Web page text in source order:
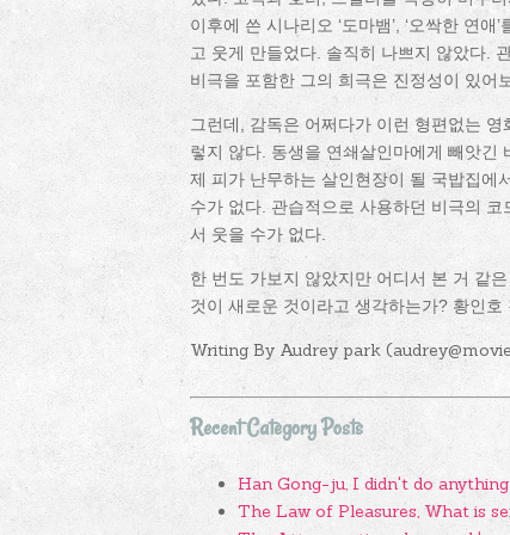
이후에 쓴 시나리오 ‘도마뱀’, ‘오싹한 연
고 웃게 만들었다. 솔직히 나쁘지 않았다.
비극을 포함한 그의 희극은 진정성이 있어
그런데, 감독은 어쩌다가 이런 형편없는
렇지 않다. 동생을 연쇄살인마에게 빼앗긴
제 피가 난무하는 살인현장이 될 국밥집에
수가 없다. 관습적으로 사용하던 비극의
서 웃을 수가 없다.
한 번도 가보지 않았지만 어디서 본 거 같
것이 새로운 것이라고 생각하는가? 황인
Writing By Audrey park
Recent Category Posts
Han Gong-ju, I didn't do
The Law of Pleasures, What is